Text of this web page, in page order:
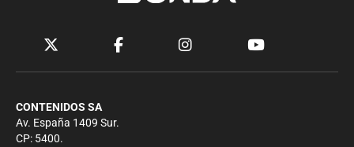
CONTENIDOS SA
Av. España 1409 Sur.
CP: 5400.